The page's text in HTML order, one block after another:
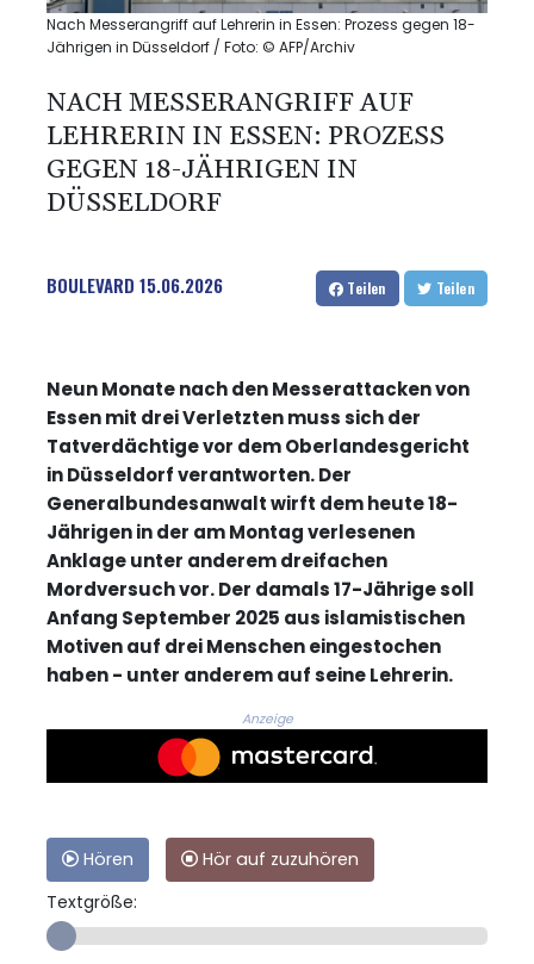
Nach Messerangriff auf Lehrerin in Essen: Prozess gegen 18-
Jährigen in Düsseldorf / Foto: © AFP/Archiv
NACH MESSERANGRIFF AUF
LEHRERIN IN ESSEN: PROZESS
GEGEN 18-JÄHRIGEN IN
DÜSSELDORF
BOULEVARD 15.06.2026 Teilen Teilen
Neun Monate nach den Messerattacken von
Essen mit drei Verletzten muss sich der
Tatverdächtige vor dem Oberlandesgericht
in Düsseldorf verantworten. Der
Generalbundesanwalt wirft dem heute 18-
Jährigen in der am Montag verlesenen
Anklage unter anderem dreifachen
Mordversuch vor. Der damals 17-Jährige soll
Anfang September 2025 aus islamistischen
Motiven auf drei Menschen eingestochen
haben - unter anderem auf seine Lehrerin.
Anzeige
Hören
Hör auf zuzuhören
Textgröße: